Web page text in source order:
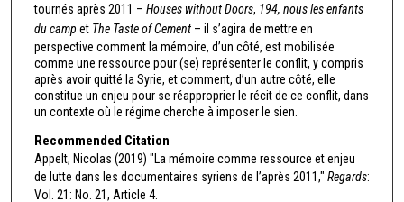
tournés après 2011 – Houses without Doors, 194, nous les enfants
du camp et The Taste of Cement– il s’agira de mettre en
perspective comment la mémoire, d’un côté, est mobilisée
comme une ressource pour (se) représenter le conflit, y compris
après avoir quitté la Syrie, et comment, d’un autre côté, elle
constitue un enjeu pour se réapproprier le récit de ce conflit, dans
un contexte où le régime cherche à imposer le sien.
Recommended Citation
Appelt, Nicolas (2019) "La mémoire comme ressource et enjeu
de lutte dans les documentaires syriens de l’après 2011," Regards:
Vol. 21: No. 21, Article 4.